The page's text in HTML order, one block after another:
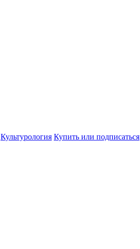
Культурология Купить или подписаться